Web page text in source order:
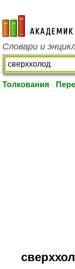
academic.ru
Словари и
Толкования